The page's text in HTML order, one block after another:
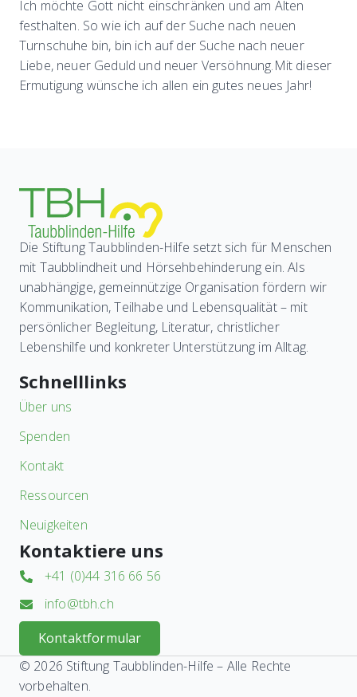
Ich möchte Gott nicht einschränken und am Alten
festhalten. So wie ich auf der Suche nach neuen
Turnschuhe bin, bin ich auf der Suche nach neuer
Liebe, neuer Geduld und neuer Versöhnung.Mit dieser
Ermutigung wünsche ich allen ein gutes neues Jahr!
Die Stiftung Taubblinden-Hilfe setzt sich für Menschen
mit Taubblindheit und Hörsehbehinderung ein. Als
unabhängige, gemeinnützige Organisation fördern wir
Kommunikation, Teilhabe und Lebensqualität – mit
persönlicher Begleitung, Literatur, christlicher
Lebenshilfe und konkreter Unterstützung im Alltag.
Schnelllinks
Über uns
Spenden
Kontakt
Ressourcen
Neuigkeiten
Kontaktiere uns
+41 (0)44 316 66 56
info@tbh.ch
Kontaktformular
© 2026 Stiftung Taubblinden-Hilfe – Alle Rechte
vorbehalten.